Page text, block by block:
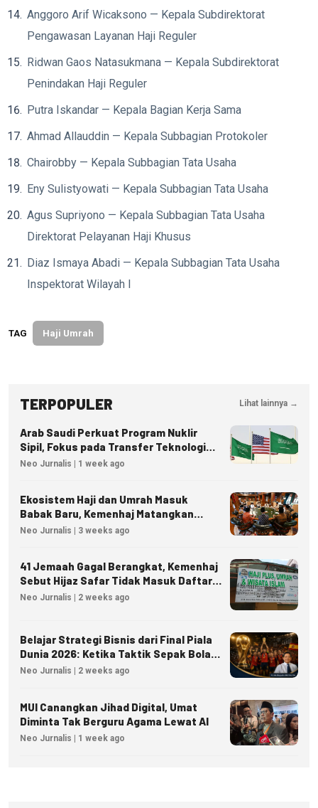
Anggoro Arif Wicaksono — Kepala Subdirektorat
Pengawasan Layanan Haji Reguler
Ridwan Gaos Natasukmana — Kepala Subdirektorat
Penindakan Haji Reguler
Putra Iskandar — Kepala Bagian Kerja Sama
Ahmad Allauddin — Kepala Subbagian Protokoler
Chairobby — Kepala Subbagian Tata Usaha
Eny Sulistyowati — Kepala Subbagian Tata Usaha
Agus Supriyono — Kepala Subbagian Tata Usaha
Direktorat Pelayanan Haji Khusus
Diaz Ismaya Abadi — Kepala Subbagian Tata Usaha
Inspektorat Wilayah I
TAG Haji Umrah
TERPOPULER Lihat lainnya →
Arab Saudi Perkuat Program Nuklir
Sipil, Fokus pada Transfer Teknologi
dan Kedaulatan Energi
Neo Jurnalis | 1 week ago
Ekosistem Haji dan Umrah Masuk
Babak Baru, Kemenhaj Matangkan
Regulasi Nasional
Neo Jurnalis | 3 weeks ago
41 Jemaah Gagal Berangkat, Kemenhaj
Sebut Hijaz Safar Tidak Masuk Daftar
Resmi PPIU
Neo Jurnalis | 2 weeks ago
Belajar Strategi Bisnis dari Final Piala
Dunia 2026: Ketika Taktik Sepak Bola
Menjadi Inspirasi Kesuksesan Bisnis
Neo Jurnalis | 2 weeks ago
MUI Canangkan Jihad Digital, Umat
Diminta Tak Berguru Agama Lewat AI
Neo Jurnalis | 1 week ago